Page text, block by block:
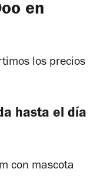
en
los precios
hasta el día
con mascota